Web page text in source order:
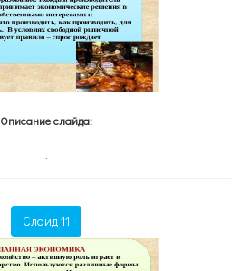
Описание слайда:
Слайд 11